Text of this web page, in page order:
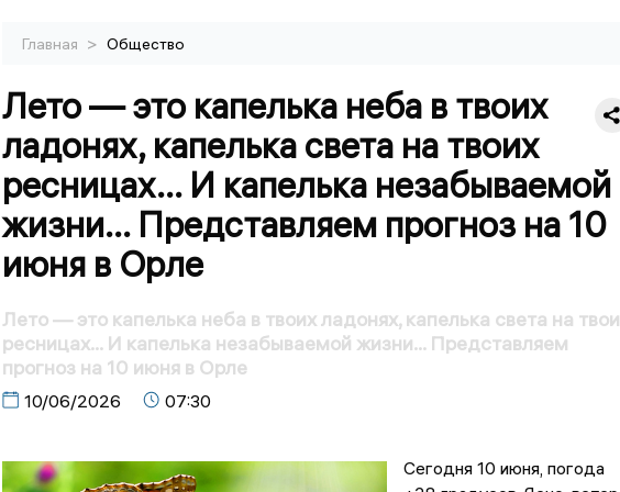
Главная > Общество
Лето — это капелька неба в твоих
ладонях, капелька света на твоих
ресницах… И капелька незабываемой
жизни… Представляем прогноз на 10
июня в Орле
Лето — это капелька неба в твоих ладонях, капелька света на
ресницах… И капелька незабываемой жизни… Представляем
прогноз на 10 июня в Орле
10/06/2026 07:30
Сегодня 10 июня, погода